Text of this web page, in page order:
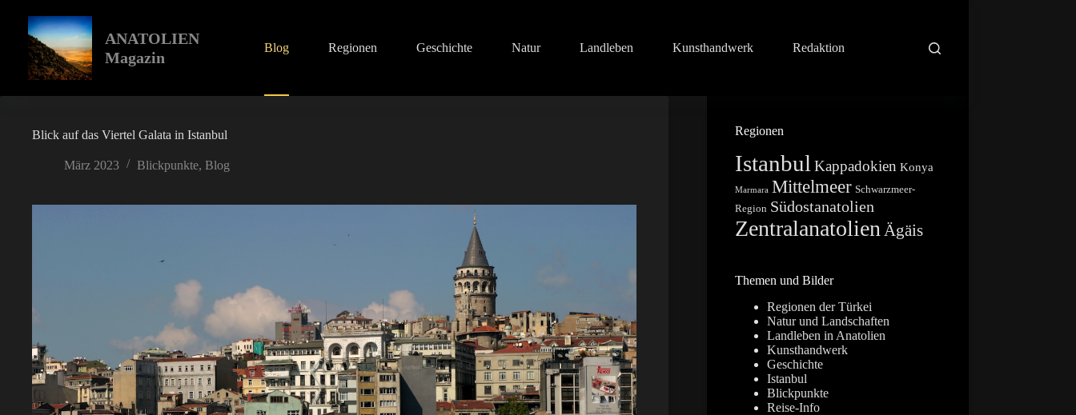
springen
ANATOLIEN
Magazin
Blog Regionen Geschichte Natur Landleben Kunsthandwerk Redaktion
Blick auf das Viertel Galata in Istanbul
März 2023 Blickpunkte, Blog
Regionen
Istanbul Kappadokien Konya
Marmara Mittelmeer Schwarzmeer-
Region Südostanatolien
Zentralanatolien Ägäis
Themen und Bilder
Regionen der Türkei
Natur und Landschaften
Landleben in Anatolien
Kunsthandwerk
Geschichte
Istanbul
Blickpunkte
Reise-Info